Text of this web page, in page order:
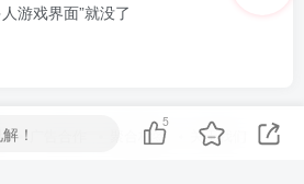
游戏界面”就没了
聚合标签 关于我们
！
5